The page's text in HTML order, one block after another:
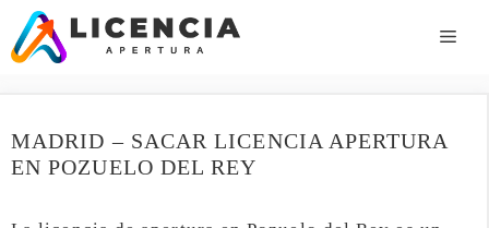
Saltar
contenido
MADRID – SACAR LICENCIA APERTURA
EN POZUELO DEL REY